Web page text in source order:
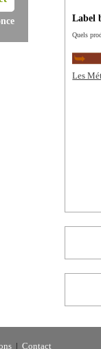
Label
Quels
Les
Contact